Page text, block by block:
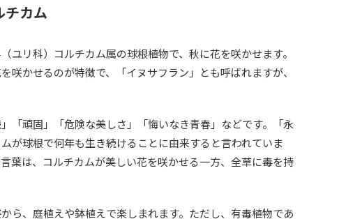
チカム
ユリ科）コルチカム属の球根植物で、秋に花を咲かせます。
咲かせるのが特徴で、「イヌサフラン」とも呼ばれますが、
「頑固」「危険な美しさ」「悔いなき青春」などです。「永
が球根で何年も生き続けることに由来すると言われていま
葉は、コルチカムが美しい花を咲かせる一方、全草に毒を持
ら、庭植えや鉢植えで楽しまれます。ただし、有毒植物であ